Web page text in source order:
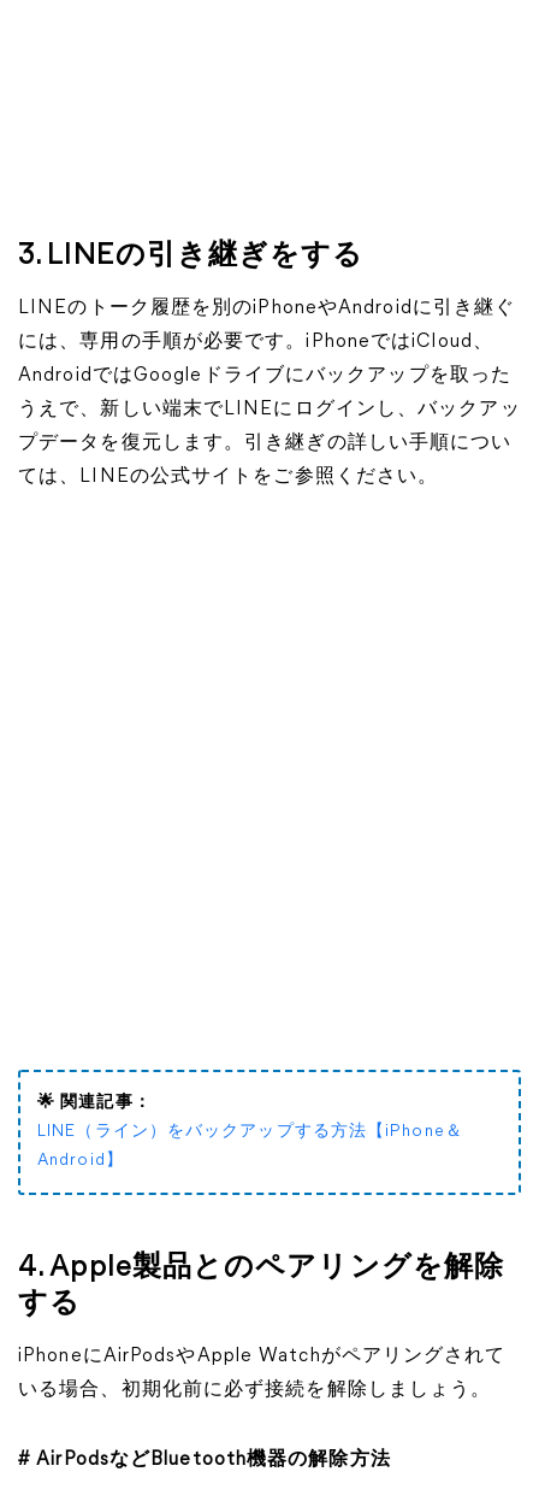
3. LINEの引き継ぎをする
LINEのトーク履歴を別のiPhoneやAndroidに引き継ぐ
には、専用の手順が必要です。iPhoneではiCloud、
AndroidではGoogleドライブにバックアップを取った
うえで、新しい端末でLINEにログインし、バックアッ
プデータを復元します。引き継ぎの詳しい手順につい
ては、LINEの公式サイトをご参照ください。
🌟 関連記事：
LINE（ライン）をバックアップする方法【iPhone＆
Android】
4. Apple製品とのペアリングを解除
する
iPhoneにAirPodsやApple Watchがペアリングされて
いる場合、初期化前に必ず接続を解除しましょう。
# AirPodsなどBluetooth機器の解除方法